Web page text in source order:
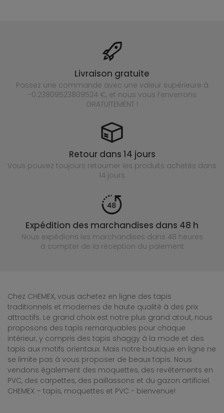
Livraison gratuite
Passez une commande avec une valeur supérieure à
-0.23809523809524 €, et nous vous l’enverrons
GRATUITEMENT !
Retour dans 14 jours
Vous pouvez toujours retourner les produits achetés dans
14 jours
Expédition des marchandises dans 48 h
Nous expédions les marchandises dans 48 heures
à compter de la réception du paiement
Chez CHEMEX, vous achetez en ligne des tapis
traditionnels et modernes de haute qualité à des prix
attractifs. Le grand choix est notre plus grand atout, nous
proposons des tapis remarquables pour chaque
intérieur, y compris des tapis shaggy à la mode et des
tapis aux motifs orientaux. Mais notre boutique en ligne ne
se limite pas à vous proposer de beaux tapis. Nous
vendons également des moquettes, des revêtements en
PVC, des carpettes, des paillassons et du gazon artificiel.
CHEMEX – tapis, moquettes et PVC - bienvenue!